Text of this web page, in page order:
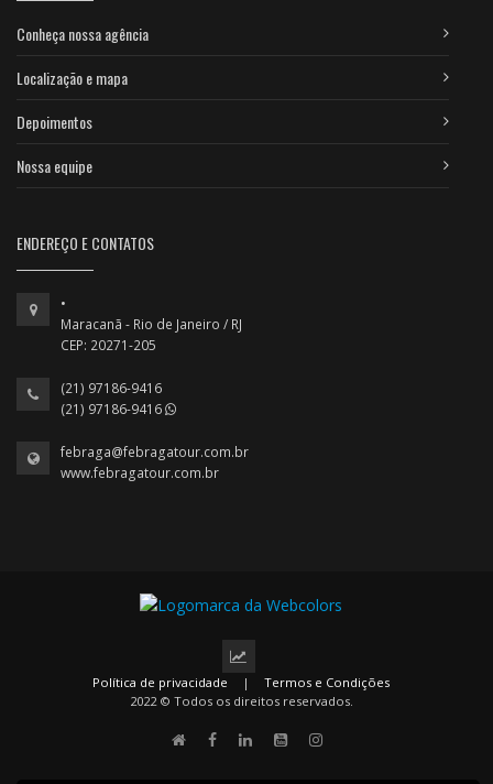
Conheça nossa agência
Localização e mapa
Depoimentos
Nossa equipe
ENDEREÇO E CONTATOS
•
Maracanã - Rio de Janeiro / RJ
CEP: 20271-205
(21) 97186-9416
(21) 97186-9416
febraga@febragatour.com.br
www.febragatour.com.br
Política de privacidade |
Termos e Condições
2022 © Todos os direitos reservados.